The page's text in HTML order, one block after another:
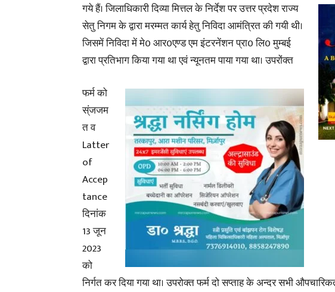
गये हैं। जिलाधिकारी दिव्या मित्तल के निर्देश पर उत्तर प्रदेश राज्य
सेतु निगम के द्वारा मरम्मत कार्य हेतु निविदा आमंत्रित की गयी थी।
जिसमें निविदा में मे0 आर0एण्ड एम इंटरनेंशन प्रा0 लि0 मुम्बई
द्वारा प्रतिभाग किया गया था एवं न्यूनतम पाया गया था। उपरोंक्त
फर्म को
स्ंजजम
त व
Latter
of
Accep
tance
दिनांक
13 जून
2023
को
निर्गत कर दिया गया था। उपरोक्त फर्म दो सप्ताह के अन्दर सभी